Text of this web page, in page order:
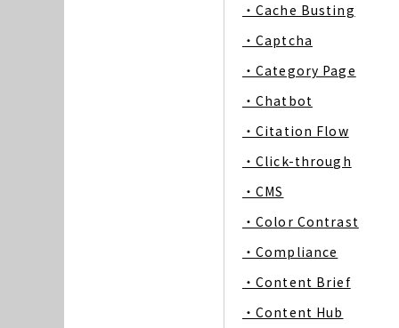
・Cache Busting
・Captcha
・Category Page
・Chatbot
・Citation Flow
・Click-through
・CMS
・Color Contrast
・Compliance
・Content Brief
・Content Hub